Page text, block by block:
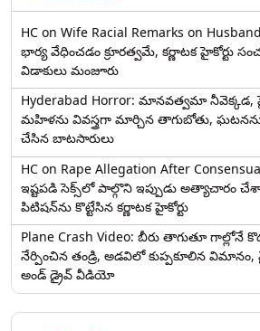
HC on Wife Racial Remarks on
భార్య వేధించ‌డం క్రూర‌త్వ‌మే, కర్ణాటక హైకోర్టు
విడాకులు మంజూరు
Hyderabad Horror: మానవత్వమా
మహిళను వివస్త్రగా మార్చిన తాగుబోతు,
చేసిన బాటసారులు
HC on Rape Allegation After
ఇష్టపడి సెక్స్‌లో పాల్గొని ఇప్పుడు అత్యాచారం
పిటిషన్‌ను కొట్టేసిన కర్ణాటక హైకోర్టు
Plane Crash Video: బీరు తాగుతూ గాల్లోనే
నేర్పించిన తండ్రి, అడవిలో కుప్పకూలిన
అండ్ డ్రైవ్ వీడియో